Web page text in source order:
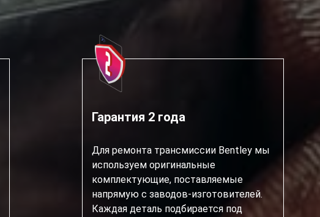
Гарантия 2 года
Для ремонта трансмиссии Bentley мы
используем оригинальные
комплектующие, поставляемые
напрямую с заводов-изготовителей.
Каждая деталь подбирается под